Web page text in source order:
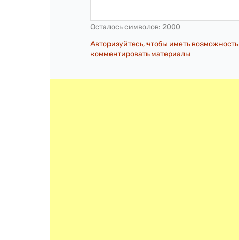
Осталось символов: 2000
Авторизуйтесь, чтобы иметь возможность
комментировать материалы